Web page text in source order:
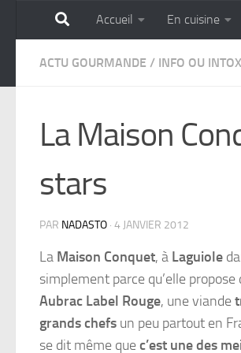
Skip to contentAccueil En cuisine
ACTU GOURMANDE / INFO OU
La Maison
stars
PAR NADASTO · 4 JANVIER 2012
La Maison Conquet, à Laguiole
simplement parce qu’elle propose
Aubrac Label Rouge, une viande
grands chefs un peu partout en
se dit même quec’est une des